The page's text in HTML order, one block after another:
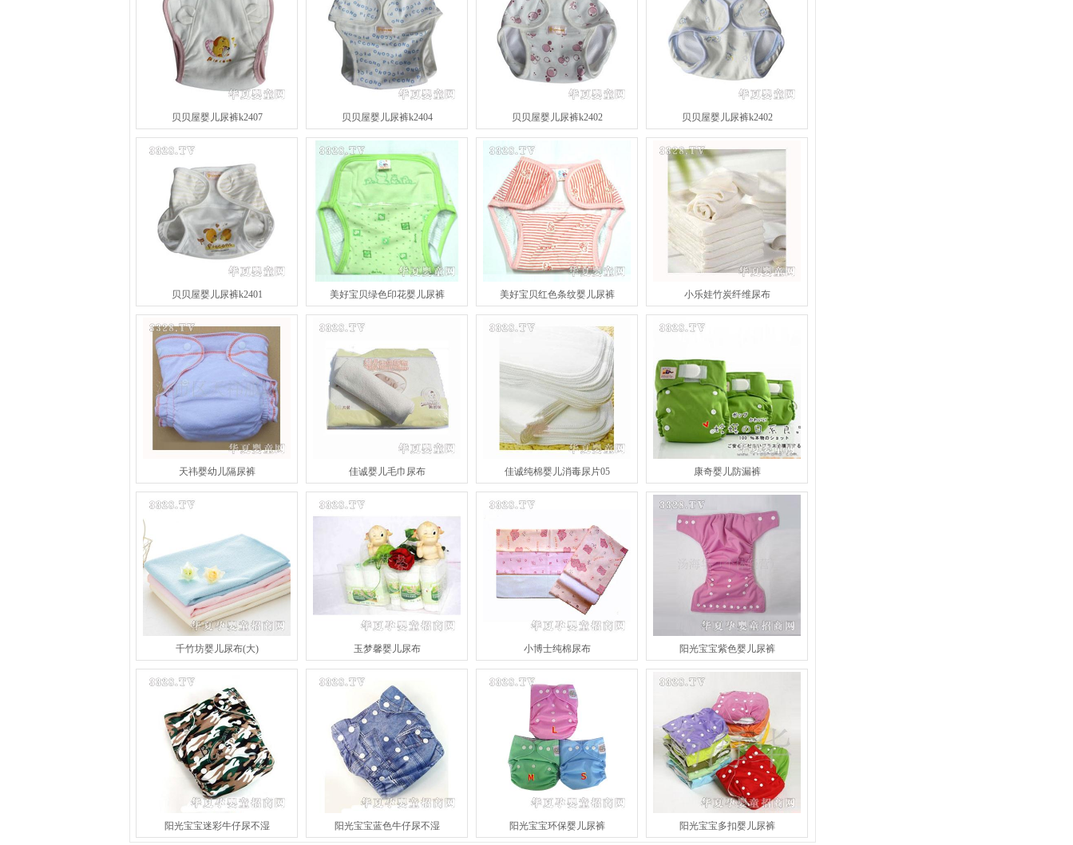
贝贝屋婴儿尿裤k2407 贝贝屋婴儿尿裤k2404 贝贝屋婴儿尿裤k2402 贝贝屋婴儿尿裤k2402
贝贝屋婴儿尿裤k2401 美好宝贝绿色印花婴儿尿裤 美好宝贝红色条纹婴儿尿裤 小乐娃竹炭纤维尿布
天祎婴幼儿隔尿裤 佳诚婴儿毛巾尿布 佳诚纯棉婴儿消毒尿片05 康奇婴儿防漏裤
千竹坊婴儿尿布(大) 玉梦馨婴儿尿布 小博士纯棉尿布 阳光宝宝紫色婴儿尿裤
阳光宝宝迷彩牛仔尿不湿 阳光宝宝蓝色牛仔尿不湿 阳光宝宝环保婴儿尿裤 阳光宝宝多扣婴儿尿裤